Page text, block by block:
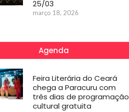
25/03
março 18, 2026
Agenda
Feira Literária do Ceará
chega a Paracuru com
três dias de programação
cultural gratuita